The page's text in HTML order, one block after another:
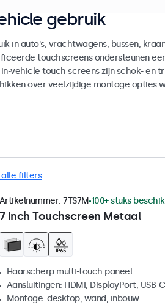
gebruik
in auto's, vrachtwagens, bussen,
touchscreens ondersteunen
vehicle touch screens zijn schok- en
over veelzijdige montage opties
alle filters
7 Inch Touchscreen Metaal
Artikelnummer: 7TS7M 100+ stuks
Haarscherp multi-touch paneel
Aansluitingen: HDMI, DisplayPort, USB-
Montage: desktop, wand, inbouw